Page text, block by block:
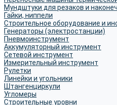
Мундштуки для резаков и
Гайки, ниппели
Строительное оборудование и
Генераторы (электростанции)
Пневмоинструмент
Аккумуляторный инструмент
Сетевой инструмент
Измерительный инструмент
Рулетки
Линейки и угольники
Штангенциркули
Угломеры
Строительные уровни